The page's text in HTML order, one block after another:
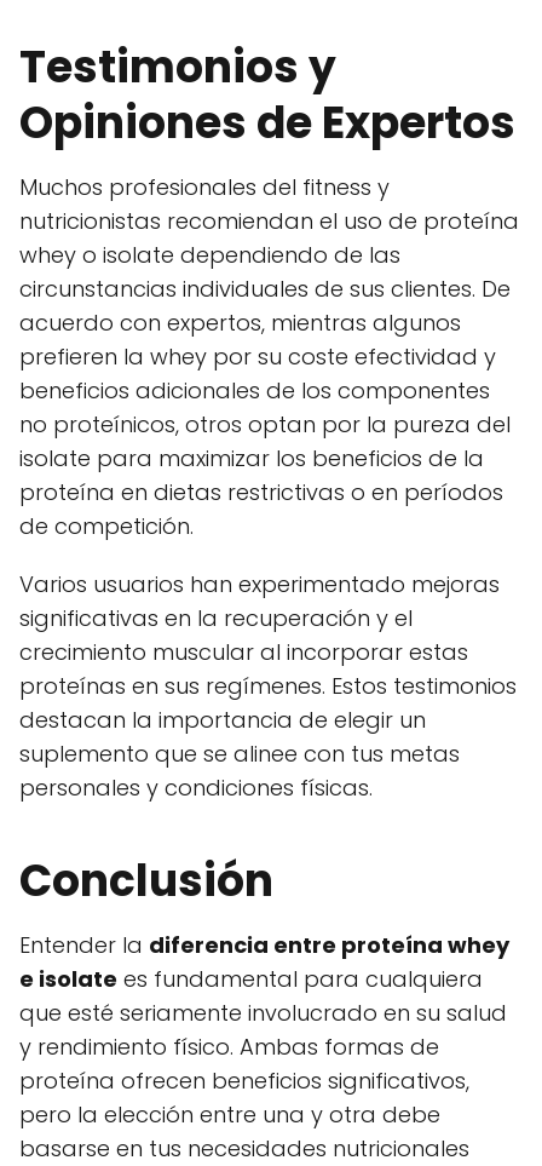
Testimonios y
Opiniones de Expertos
Muchos profesionales del fitness y
nutricionistas recomiendan el uso de proteína
whey o isolate dependiendo de las
circunstancias individuales de sus clientes. De
acuerdo con expertos, mientras algunos
prefieren la whey por su coste efectividad y
beneficios adicionales de los componentes
no proteínicos, otros optan por la pureza del
isolate para maximizar los beneficios de la
proteína en dietas restrictivas o en períodos
de competición.
Varios usuarios han experimentado mejoras
significativas en la recuperación y el
crecimiento muscular al incorporar estas
proteínas en sus regímenes. Estos testimonios
destacan la importancia de elegir un
suplemento que se alinee con tus metas
personales y condiciones físicas.
Conclusión
Entender la diferencia entre proteína whey
e isolate es fundamental para cualquiera
que esté seriamente involucrado en su salud
y rendimiento físico. Ambas formas de
proteína ofrecen beneficios significativos,
pero la elección entre una y otra debe
basarse en tus necesidades nutricionales